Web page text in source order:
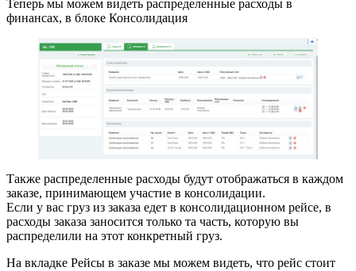
Теперь мы можем видеть распределенные расходы в
финансах, в блоке Консолидация
Также распределенные расходы будут отображаться в каждом
заказе, принимающем участие в консолидации.
Если у вас груз из заказа едет в консолидационном рейсе, в
расходы заказа заносится только та часть, которую вы
распределили на этот конкретный груз.
На вкладке Рейсы в заказе мы можем видеть, что рейс стоит